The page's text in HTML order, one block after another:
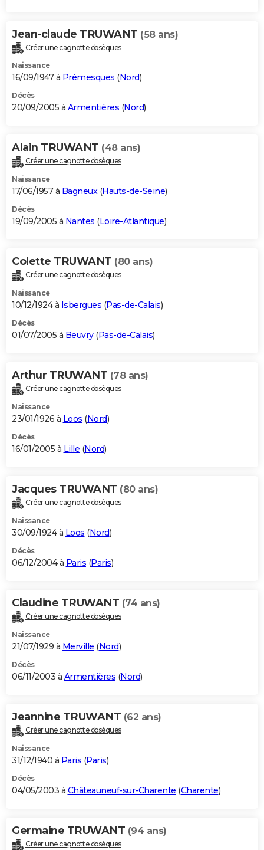
Jean-claude TRUWANT (58 ans)
Créer une cagnotte obsèques
Naissance
16/09/1947 à Prémesques (Nord)
Décès
20/09/2005 à Armentières (Nord)
Alain TRUWANT (48 ans)
Créer une cagnotte obsèques
Naissance
17/06/1957 à Bagneux(Hauts-de-Seine)
Décès
19/09/2005 à Nantes (Loire-Atlantique)
Colette TRUWANT (80 ans)
Créer une cagnotte obsèques
Naissance
10/12/1924 à Isbergues (Pas-de-Calais)
Décès
01/07/2005 à Beuvry(Pas-de-Calais)
Arthur TRUWANT (78 ans)
Créer une cagnotte obsèques
Naissance
23/01/1926 à Loos (Nord)
Décès
16/01/2005 à Lille (Nord)
Jacques TRUWANT (80 ans)
Créer une cagnotte obsèques
Naissance
30/09/1924 à Loos (Nord)
Décès
06/12/2004 à Paris (Paris)
Claudine TRUWANT (74 ans)
Créer une cagnotte obsèques
Naissance
21/07/1929 à Merville (Nord)
Décès
06/11/2003 à Armentières (Nord)
Jeannine TRUWANT (62 ans)
Créer une cagnotte obsèques
Naissance
31/12/1940 à Paris (Paris)
Décès
04/05/2003 à Châteauneuf-sur-Charente (Charente)
Germaine TRUWANT (94 ans)
Créer une cagnotte obsèques